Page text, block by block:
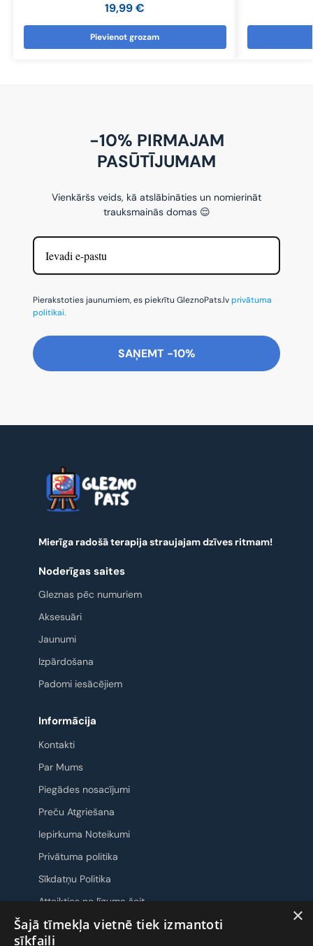
19,99€
Pievienot grozam
-10% PIRMAJAM
PASŪTĪJUMAM
Vienkāršs veids, kā atslābināties un nomierināt
trauksmainās domas 😌
Pierakstoties jaunumiem, es piekrītu GleznoPats.lvprivātuma
politikai.
SAŅEMT -10%
Mierīga radošā terapija straujajam dzīves ritmam!
Noderīgas saites
Gleznas pēc numuriem
Aksesuāri
Jaunumi
Izpārdošana
Padomi iesācējiem
Informācija
Kontakti
Par Mums
Piegādes nosacījumi
Preču Atgriešana
Iepirkuma Noteikumi
Privātuma politika
Sīkdatņu Politika
Atteikties no līguma šeit
Sazināsimies
×
Šajā tīmekļa vietnē tiek izmantoti
sīkfaili